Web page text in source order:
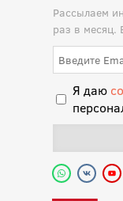
Рассылаем
раз в месяц.
Я даю